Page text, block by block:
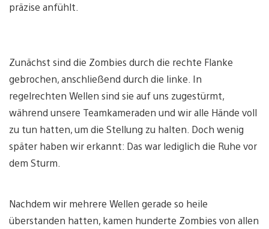
präzise anfühlt.
Zunächst sind die Zombies durch die rechte Flanke
gebrochen, anschließend durch die linke. In
regelrechten Wellen sind sie auf uns zugestürmt,
während unsere Teamkameraden und wir alle Hände voll
zu tun hatten, um die Stellung zu halten. Doch wenig
später haben wir erkannt: Das war lediglich die Ruhe vor
dem Sturm.
Nachdem wir mehrere Wellen gerade so heile
überstanden hatten, kamen hunderte Zombies von allen